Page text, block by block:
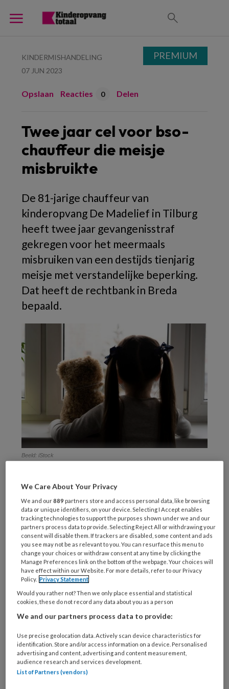
KINDERMISHANDELING
07 JUN 2023
Opslaan Reacties 0 Delen
Twee jaar cel voor bso-
chauffeur die meisje
misbruikte
De 81-jarige chauffeur van
kinderopvang De Madelief in Tilburg
heeft twee jaar gevangenisstraf
gekregen voor het meermaals
misbruiken van een destijds tienjarig
meisje met verstandelijke beperking.
Dat heeft de rechtbank in Breda
bepaald.
Beeld: iStock
REGISTREREN
Wil je dit artikel lezen?
Maak gratis een account aan en lees 2
artikelen gratis per maand
Al een account of abonnement?Log dan in
Wat
is
je
e-
Kies
PREMIUM
We Care About Your Privacy
We and our889 partners store and access personal data, like browsing
data or unique identifiers, on your device. Selecting I Accept enables
tracking technologies to support the purposes shown under we and our
partners process data to provide. Selecting Reject All or withdrawing your
consent will disable them. If trackers are disabled, some content and ads
you see may not be as relevant to you. You can resurface this menu to
change your choices or withdraw consent at any time by clicking the
Manage Preferences link on the bottom of the webpage. Your choices will
have effect within our Website. For more details, refer to our Privacy
Policy. Privacy Statement
Would you rather not? Then we only place essential and statistical
cookies, these do not record any data about you as a person
We and our partners process data to provide:
Use precise geolocation data. Actively scan device characteristics for
identification. Store and/or access information on a device. Personalised
advertising and content, advertising and content measurement,
audience research and services development.
List of Partners (vendors)